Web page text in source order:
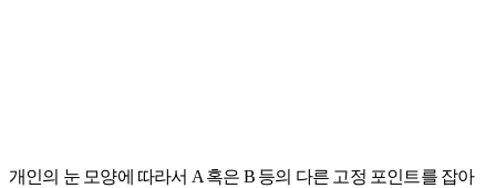
개인의 눈 모양에 따라서 A 혹은 B 등의 다른 고정 포인트를 잡아